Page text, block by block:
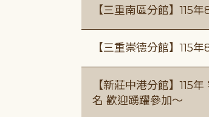
【三重南區分館】115
【三重崇德分館】115
【新莊中港分館】115
名 歡迎踴躍參加～